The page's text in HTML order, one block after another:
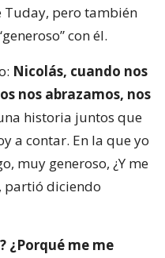
Tuday, pero también
con él.
Nicolás, cuando nos
nos abrazamos, nos
historia juntos que
a contar. En la que yo
muy generoso, ¿Y me
partió diciendo
¿Porqué me me